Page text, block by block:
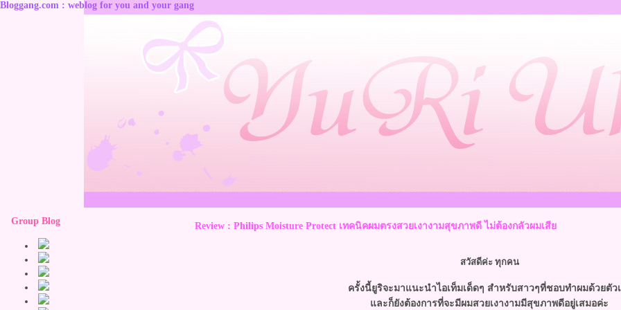
Bloggang.com : weblog for you and your gang
Group Blog Review : Philips Moisture Protect เทคนิคผมตรงสวยเงางามสุขภาพดี ไม่ต้องกลัวผมเสี
สวัสดีค่ะ ทุกคน
ครั้งนี้ยูริจะมาแนะนำไอเท็มเด็ดๆ สำหรับสาวๆที่ชอบทำผมด้วยตัว
ละก็ยังต้องการที่จะมีผมสวยเงางามมีสุขภาพดีอยู่เสมอค่ะ